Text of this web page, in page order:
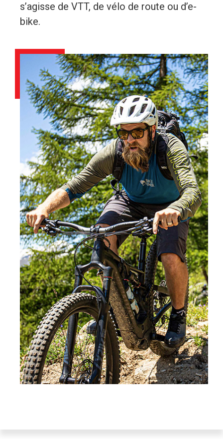
s’agisse de VTT, de vélo de route ou d’e-
bike.